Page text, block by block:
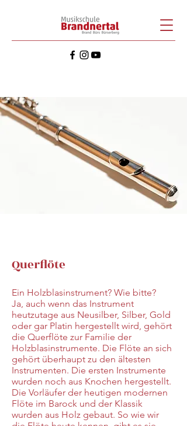
Querflöte
Ein Holzblasinstrument? Wie bitte?
Ja, auch wenn das Instrument
heutzutage aus Neusilber, Silber, Gold
oder gar Platin hergestellt wird, gehört
die Querflöte zur Familie der
Holzblasinstrumente. Die Flöte an sich
gehört überhaupt zu den ältesten
Instrumenten. Die ersten Instrumente
wurden noch aus Knochen hergestellt.
Die Vorläufer der heutigen modernen
Flöte im Barock und der Klassik
wurden aus Holz gebaut. So wie wir